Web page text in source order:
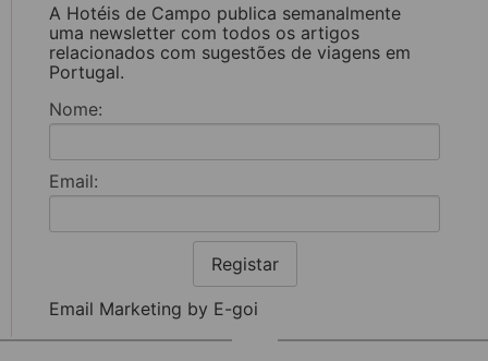
A Hotéis de Campo publica semanalmente
uma newsletter com todos os artigos
relacionados com sugestões de viagens em
Portugal.
Nome:
Email:
Registar
Email Marketing by E-goi